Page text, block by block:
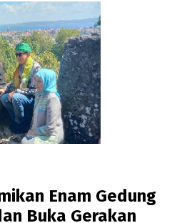
Enam Gedung
Buka Gerakan